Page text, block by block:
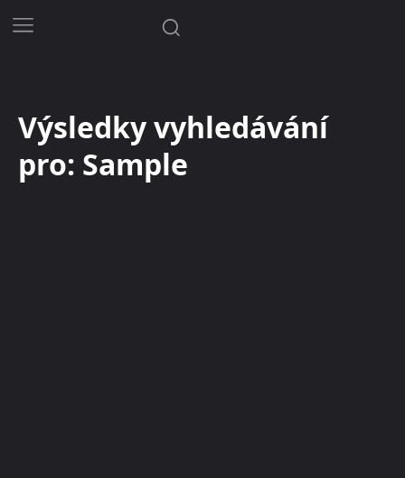
Výsledky vyhledávání
pro: Sample